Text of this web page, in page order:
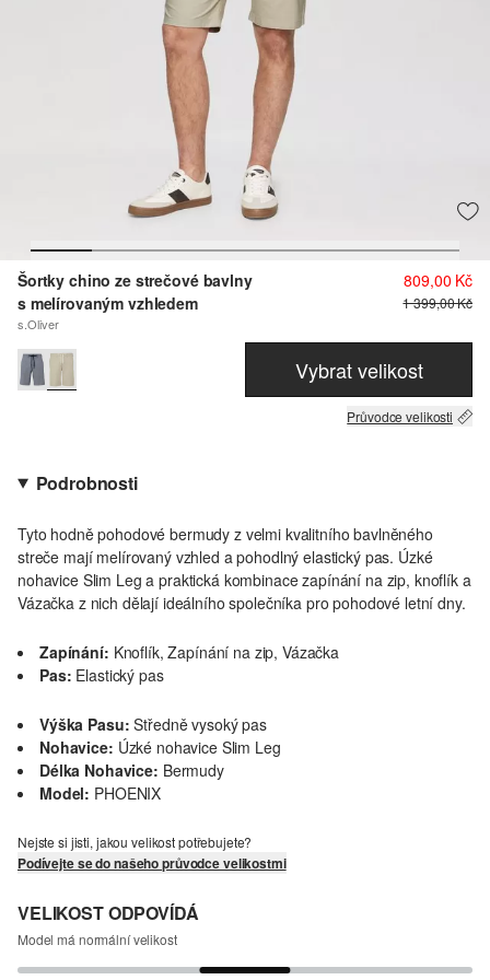
Šortky chino ze strečové bavlny
s melírovaným vzhledem
s.Oliver
809,00 Kč
1 399,00 Kč
Vybrat velikost
Průvodce velikosti
Podrobnosti
Tyto hodně pohodové bermudy z velmi kvalitního bavlněného
streče mají melírovaný vzhled a pohodlný elastický pas. Úzké
nohavice Slim Leg a praktická kombinace zapínání na zip, knoflík a
Vázačka z nich dělají ideálního společníka pro pohodové letní dny.
Zapínání: Knoflík, Zapínání na zip, Vázačka
Pas: Elastický pas
Výška Pasu: Středně vysoký pas
Nohavice: Úzké nohavice Slim Leg
Délka Nohavice: Bermudy
Model: PHOENIX
Nejste si jisti, jakou velikost potřebujete?
Podívejte se do našeho průvodce velikostmi
VELIKOST ODPOVÍDÁ
Model má normální velikost